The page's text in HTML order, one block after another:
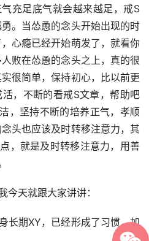
充足底气就会越来越足，戒S
。当怂恿的念头开始出现的时
心瘾已经开始萌发了，就看你
败在怂恿的念头之上，真的很
很简单，保持初心，比以前更
，不断的看戒S文章，帮助吧
，坚持不断的培养正气，孝顺
头也应该及时转移注意力，其
，就是及时转移注意力，用善
今天就跟大家讲讲：
长期XY，已经形成了习惯，加